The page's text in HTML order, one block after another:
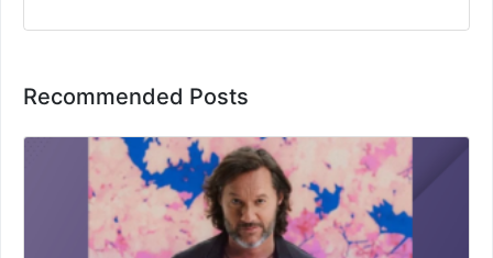
Recommended Posts